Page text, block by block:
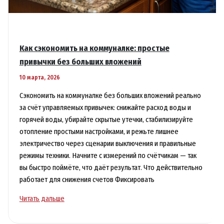
Как сэкономить на коммуналке: простые
привычки без больших вложений
10 марта, 2026
Сэкономить на коммуналке без больших вложений реально
за счёт управляемых привычек: снижайте расход воды и
горячей воды, убирайте скрытые утечки, стабилизируйте
отопление простыми настройками, и режьте лишнее
электричество через сценарии выключения и правильные
режимы техники. Начните с измерений по счётчикам — так
вы быстро поймёте, что даёт результат. Что действительно
работает для снижения счетов Фиксировать
Как
Читать дальше